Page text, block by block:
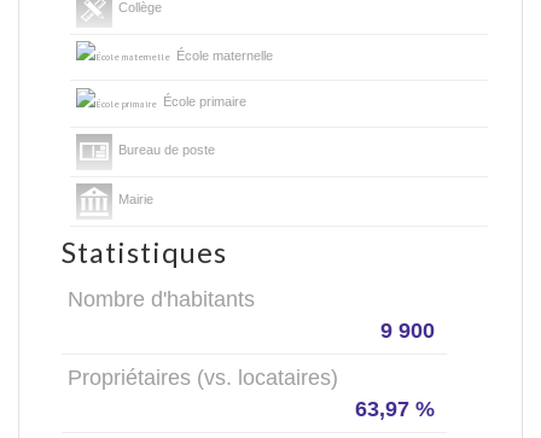
Collège
École maternelle
École primaire
Bureau de poste
Mairie
Statistiques
Nombre d'habitants
9 900
Propriétaires (vs. locataires)
63,97 %